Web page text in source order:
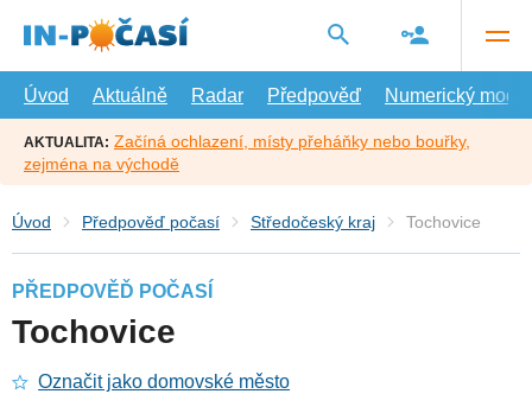
hlavní
Úvod
Aktuálně Radar Předpověď Numerický model
AKTUALITA: Začíná ochlazení, místy přeháňky nebo bouřky,
zejména na východě
Úvod Předpověď počasí Středočeský kraj Tochovice
PŘEDPOVĚĎ POČASÍ
Tochovice
Označit jako domovské město